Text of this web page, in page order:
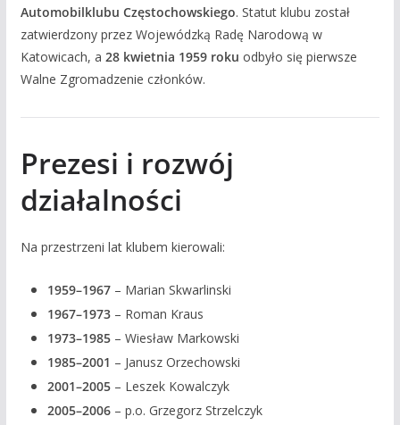
Automobilklubu Częstochowskiego. Statut klubu został
zatwierdzony przez Wojewódzką Radę Narodową w
Katowicach, a 28 kwietnia 1959 roku odbyło się pierwsze
Walne Zgromadzenie członków.
Prezesi i rozwój
działalności
Na przestrzeni lat klubem kierowali:
1959–1967– Marian Skwarlinski
1967–1973– Roman Kraus
1973–1985– Wiesław Markowski
1985–2001 – Janusz Orzechowski
2001–2005– Leszek Kowalczyk
2005–2006– p.o. Grzegorz Strzelczyk